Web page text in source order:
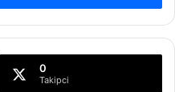
0
Takipci